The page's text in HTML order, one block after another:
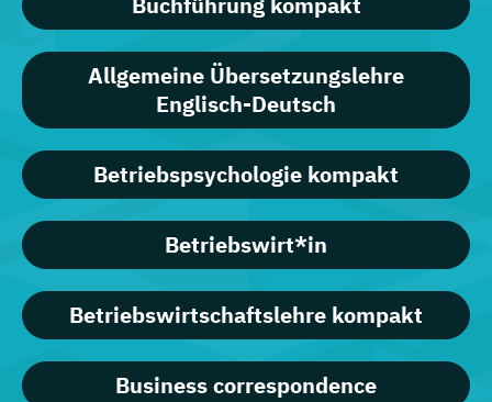
Allgemeine Übersetzungslehre
Englisch-Deutsch
Betriebspsychologie kompakt
Betriebswirt*in
Betriebswirtschaftslehre kompakt
Business correspondence